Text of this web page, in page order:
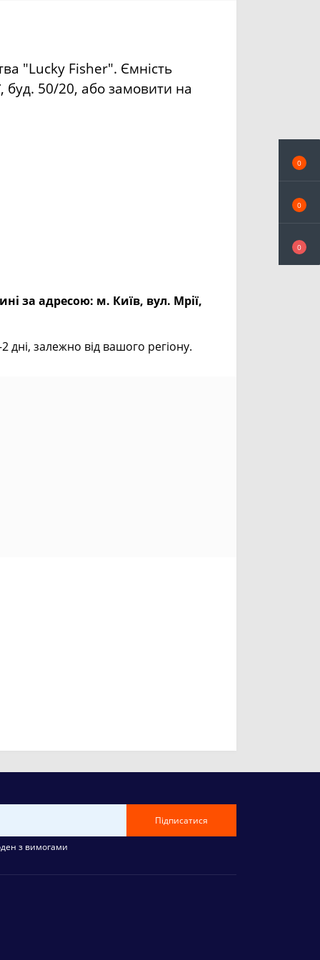
0
0
0
"Lucky Fisher". Ємність
буд. 50/20, або замовити на
за адресою: м. Київ, вул. Мрії,
залежно від вашого регіону.
Підписатися
з вимогами